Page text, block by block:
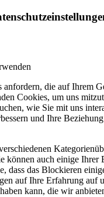
die auf Ihrem
Cookies, um uns
wie Sie mit uns
und Ihre
können auch einige Ihrer
dass das Blockieren
auf Ihre Erfahrung auf
kann, die wir